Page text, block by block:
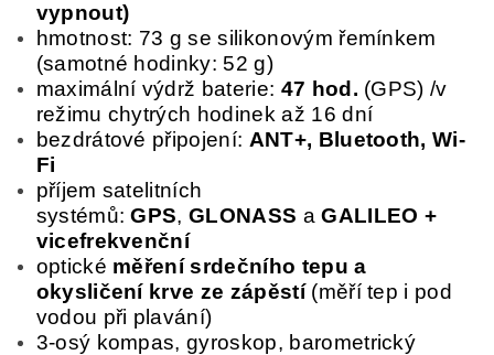
vypnout)
hmotnost: 73 g se silikonovým řemínkem
(samotné hodinky: 52 g)
maximální výdrž baterie: 47 hod. (GPS) /v
režimu chytrých hodinek až 16 dní
bezdrátové připojení: ANT+, Bluetooth, Wi-
Fi
příjem satelitních
systémů:GPS,GLONASS aGALILEO +
vicefrekvenční
optické měření srdečního tepu a
okysličení krve ze zápěstí(měří tep i pod
vodou při plavání)
3-osý kompas, gyroskop, barometrický